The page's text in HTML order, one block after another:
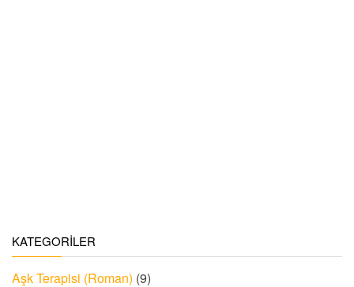
KATEGORILER
Aşk Terapisi (Roman) (9)